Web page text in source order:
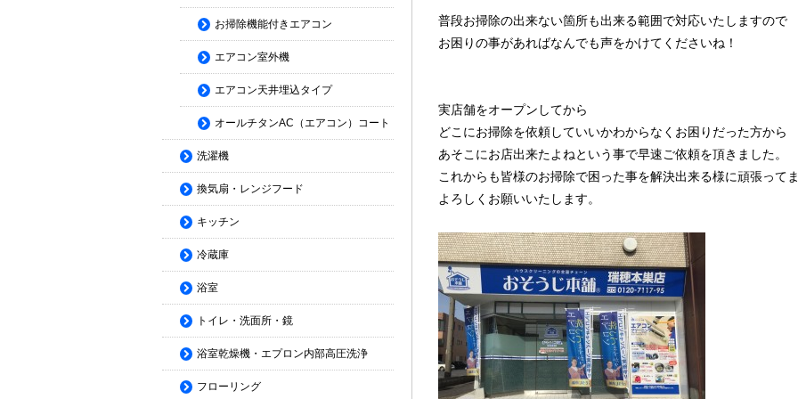
普段お掃除の出来ない箇所も出来る範囲で対応いたしますので
お困りの事があればなんでも声をかけてくださいね！
実店舗をオープンしてから
どこにお掃除を依頼していいかわからなくお困りだった方から
あそこにお店出来たよねという事で早速ご依頼を頂きました。
これからも皆様のお掃除で困った事を解決出来る様に頑張って
よろしくお願いいたします。
お掃除機能付きエアコン
エアコン室外機
エアコン天井埋込タイプ
オールチタンAC（エアコン）コート
洗濯機
換気扇・レンジフード
キッチン
冷蔵庫
浴室
トイレ・洗面所・鏡
浴室乾燥機・エプロン内部高圧洗浄
フローリング